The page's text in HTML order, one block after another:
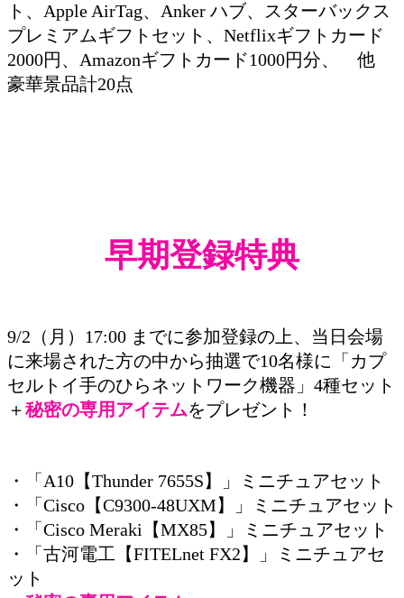
ト、Apple AirTag、Anker ハブ、スターバックス
プレミアムギフトセット、Netflixギフトカード
2000円、Amazonギフトカード1000円分、 他
豪華景品計20点
早期登録特典
9/2（月）17:00 までに参加登録の上、当日会場
に来場された方の中から抽選で10名様に「カプ
セルトイ手のひらネットワーク機器」4種セット
＋秘密の専用アイテムをプレゼント！
・「A10【Thunder 7655S】」ミニチュアセット
・「Cisco【C9300-48UXM】」ミニチュアセット
・「Cisco Meraki【MX85】」ミニチュアセット
・「古河電工【FITELnet FX2】」ミニチュアセ
ット